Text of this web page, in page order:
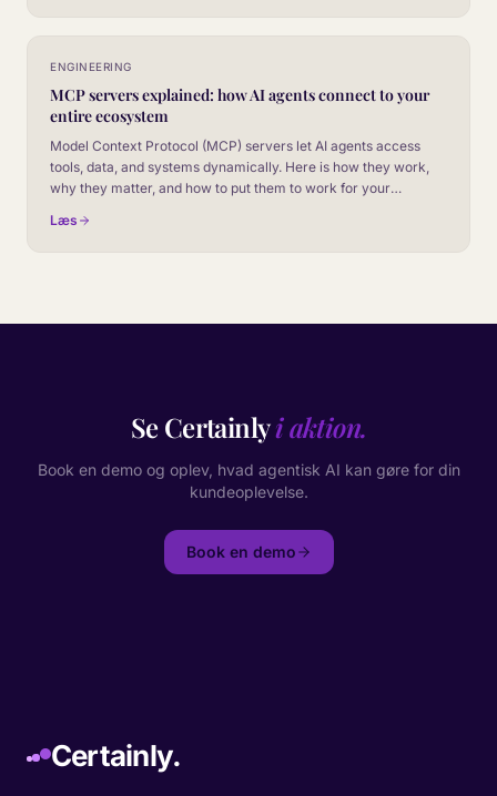
ENGINEERING
MCP servers explained: how AI agents connect to your
entire ecosystem
Model Context Protocol (MCP) servers let AI agents access
tools, data, and systems dynamically. Here is how they work,
why they matter, and how to put them to work for your
Læs
Se Certainlyi aktion.
Book en demo og oplev, hvad agentisk AI kan gøre for din
kundeoplevelse.
Book en demo
Certainly.